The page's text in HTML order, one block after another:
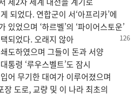
되었다. 연합군이 서‘아프리카’에
있었으며 ‘하르벨’의 ‘파이어스토운’
되었다. 오래지 않아
도하였으며 그들이 돈과 서양
통령 ‘루우스벨트’도 잠시
어 무기한 대여가 이루어졌으며
장 도로, 교량 및 이 나라 최초의